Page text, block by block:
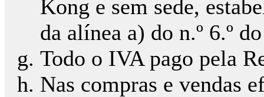
Kong e sem sede,
da alínea a) do n.º 6.º
Todo o IVA pago pela
Nas compras e vendas